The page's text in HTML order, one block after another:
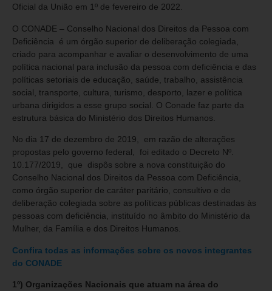
Oficial da União em 1º de fevereiro de 2022.
O CONADE – Conselho Nacional dos Direitos da Pessoa com
Deficiência é um órgão superior de deliberação colegiada,
criado para acompanhar e avaliar o desenvolvimento de uma
política nacional para inclusão da pessoa com deficiência e das
políticas setoriais de educação, saúde, trabalho, assistência
social, transporte, cultura, turismo, desporto, lazer e política
urbana dirigidos a esse grupo social. O Conade faz parte da
estrutura básica do Ministério dos Direitos Humanos.
No dia 17 de dezembro de 2019, em razão de alterações
propostas pelo governo federal, foi editado o Decreto Nº.
10.177/2019, que dispôs sobre a nova constituição do
Conselho Nacional dos Direitos da Pessoa com Deficiência,
como órgão superior de caráter paritário, consultivo e de
deliberação colegiada sobre as políticas públicas destinadas às
pessoas com deficiência, instituído no âmbito do Ministério da
Mulher, da Família e dos Direitos Humanos.​
Confira todas as informações sobre os novos integrantes
do CONADE
1º) Organizações Nacionais que atuam na área do